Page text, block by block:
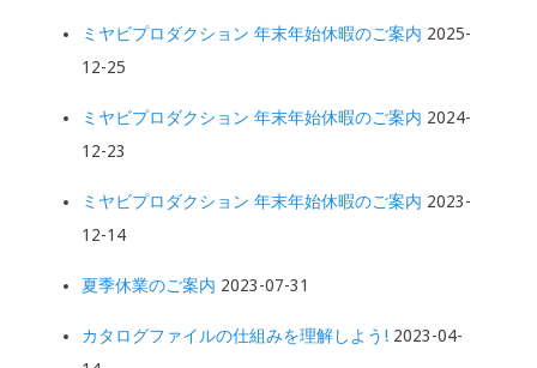
ミヤビプロダクション 年末年始休暇のご案内 2025-
12-25
ミヤビプロダクション 年末年始休暇のご案内 2024-
12-23
ミヤビプロダクション 年末年始休暇のご案内 2023-
12-14
夏季休業のご案内 2023-07-31
カタログファイルの仕組みを理解しよう! 2023-04-